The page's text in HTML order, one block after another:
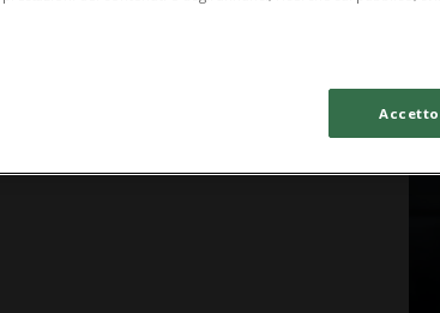
Accetto